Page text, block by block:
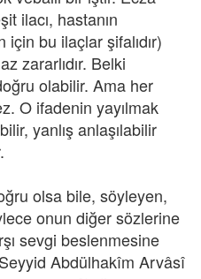
ilacı, hastanın
için bu ilaçlar şifalıdır)
zararlıdır. Belki
olabilir. Ama her
O ifadenin yayılmak
yanlış anlaşılabilir
olsa bile, söyleyen,
onun diğer sözlerine
sevgi beslenmesine
Abdülhakîm Arvâsî